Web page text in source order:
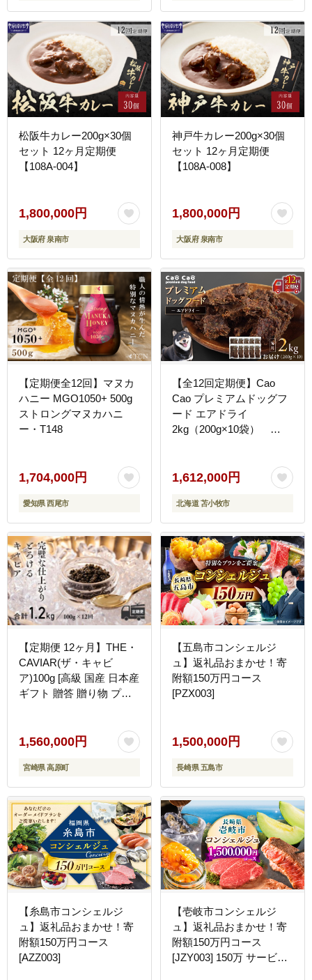
松阪牛カレー200g×30個
セット 12ヶ月定期便
【108A-004】
1,800,000円
大阪府 泉南市
神戸牛カレー200g×30個
セット 12ヶ月定期便
【108A-008】
1,800,000円
大阪府 泉南市
【定期便全12回】マヌカ
ハニー MGO1050+ 500g
ストロングマヌカハニ
ー・T148
1,704,000円
愛知県 西尾市
【全12回定期便】Cao
Cao プレミアムドッグフ
ード エアドライ
2kg（200g×10袋）
1,612,000円
北海道 苫小牧市
【定期便 12ヶ月】THE・
CAVIAR(ザ・キャビ
ア)100g [高級 国産 日本産
ギフト 贈答 贈り物 プレ
1,560,000円
宮崎県 高原町
【五島市コンシェルジ
ュ】返礼品おまかせ！寄
附額150万円コース
[PZX003]
1,500,000円
長崎県 五島市
【糸島市コンシェルジ
ュ】返礼品おまかせ！寄
附額150万円コース
[AZZ003]
【壱岐市コンシェルジ
ュ】返礼品おまかせ！寄
附額150万円コース
[JZY003] 150万 サービス